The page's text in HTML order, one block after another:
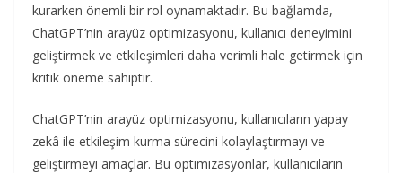
kurarken önemli bir rol oynamaktadır. Bu bağlamda,
ChatGPT’nin arayüz optimizasyonu, kullanıcı deneyimini
geliştirmek ve etkileşimleri daha verimli hale getirmek için
kritik öneme sahiptir.
ChatGPT’nin arayüz optimizasyonu, kullanıcıların yapay
zekâ ile etkileşim kurma sürecini kolaylaştırmayı ve
geliştirmeyi amaçlar. Bu optimizasyonlar, kullanıcıların